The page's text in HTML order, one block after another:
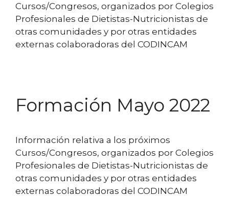
Cursos/Congresos, organizados por Colegios
Profesionales de Dietistas-Nutricionistas de
otras comunidades y por otras entidades
externas colaboradoras del CODINCAM
Formación Mayo 2022
Información relativa a los próximos
Cursos/Congresos, organizados por Colegios
Profesionales de Dietistas-Nutricionistas de
otras comunidades y por otras entidades
externas colaboradoras del CODINCAM